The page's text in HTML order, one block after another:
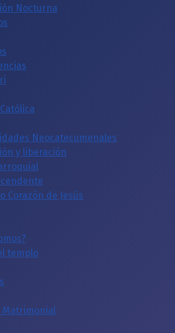
Nocturna
Neocatecumenales
y liberación
Corazón de Jesús
templo
Matrimonial